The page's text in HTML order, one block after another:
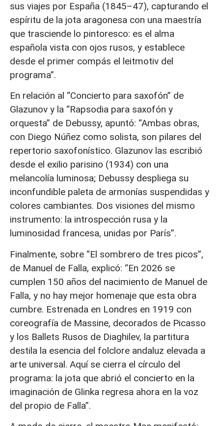
sus viajes por España (1845–47), capturando el
espíritu de la jota aragonesa con una maestría
que trasciende lo pintoresco: es el alma
española vista con ojos rusos, y establece
desde el primer compás el leitmotiv del
programa”.
En relación al “Concierto para saxofón” de
Glazunov y la “Rapsodia para saxofón y
orquesta” de Debussy, apuntó: “Ambas obras,
con Diego Núñez como solista, son pilares del
repertorio saxofonístico. Glazunov las escribió
desde el exilio parisino (1934) con una
melancolía luminosa; Debussy despliega su
inconfundible paleta de armonías suspendidas y
colores cambiantes. Dos visiones del mismo
instrumento: la introspección rusa y la
luminosidad francesa, unidas por París”.
Finalmente, sobre “El sombrero de tres picos”,
de Manuel de Falla, explicó: “En 2026 se
cumplen 150 años del nacimiento de Manuel de
Falla, y no hay mejor homenaje que esta obra
cumbre. Estrenada en Londres en 1919 con
coreografía de Massine, decorados de Picasso
y los Ballets Rusos de Diaghilev, la partitura
destila la esencia del folclore andaluz elevada a
arte universal. Aquí se cierra el círculo del
programa: la jota que abrió el concierto en la
imaginación de Glinka regresa ahora en la voz
del propio de Falla”.